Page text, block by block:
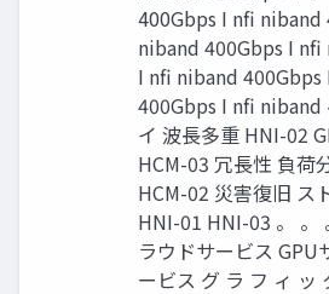
400Gbps I nfi niband
niband 400Gbps I
I nfi niband
400Gbps I nfi niband
イ 波⻑多重 HNI-02
HCM-03 冗⻑性 負荷
HCM-02 災害復旧 ス
HNI-01 HNI-03 。 。
ラウドサービス GPU
ービス グ ラ フ ィ ッ